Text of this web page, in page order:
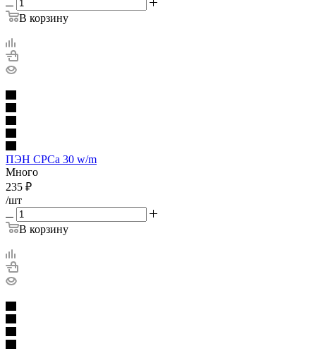
В корзину
ПЭН CPCa 30 w/m
Много
235 ₽
/шт
В корзину